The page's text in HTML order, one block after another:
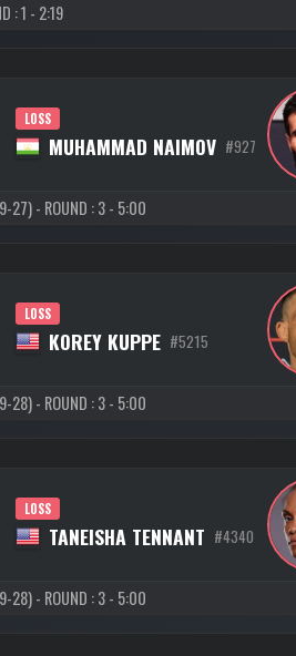
: 1 - 2:19
LOSS
MUHAMMAD NAIMOV #927
27) - ROUND : 3 - 5:00
LOSS
KOREY KUPPE #5215
28) - ROUND : 3 - 5:00
LOSS
TANEISHA TENNANT #4340
28) - ROUND : 3 - 5:00